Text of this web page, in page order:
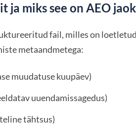
ja miks see on AEO
fail, milles on
metaandmetega:
muudatuse kuupäev)
uuendamissagedus)
tähtsus)